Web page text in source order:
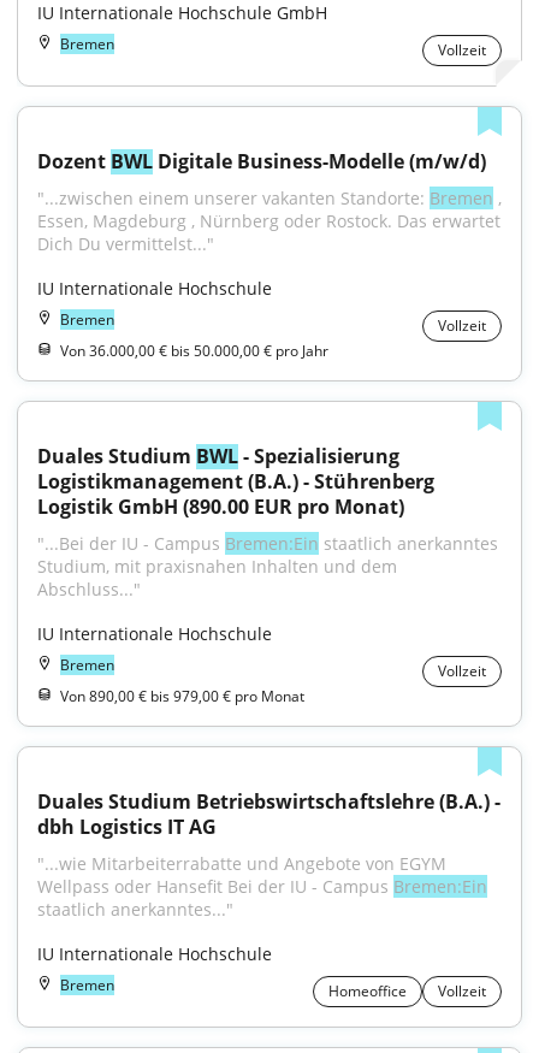
IU Internationale Hochschule GmbH
Bremen Vollzeit
Dozent BWL Digitale Business-Modelle (m/w/d)
"...zwischen einem unserer vakanten Standorte: Bremen ,
Essen, Magdeburg , Nürnberg oder Rostock. Das erwartet
Dich Du vermittelst..."
IU Internationale Hochschule
Bremen
Vollzeit
Von 36.000,00 € bis 50.000,00 € pro Jahr
Duales Studium BWL - Spezialisierung
Logistikmanagement (B.A.) - Stührenberg
Logistik GmbH (890.00 EUR pro Monat)
"...Bei der IU - Campus Bremen:Ein staatlich anerkanntes
Studium, mit praxisnahen Inhalten und dem
Abschluss..."
IU Internationale Hochschule
Bremen
Vollzeit
Von 890,00 € bis 979,00 € pro Monat
Duales Studium Betriebswirtschaftslehre (B.A.) -
dbh Logistics IT AG
"...wie Mitarbeiterrabatte und Angebote von EGYM
Wellpass oder Hansefit Bei der IU - Campus Bremen:Ein
staatlich anerkanntes..."
IU Internationale Hochschule
Bremen Homeoffice Vollzeit